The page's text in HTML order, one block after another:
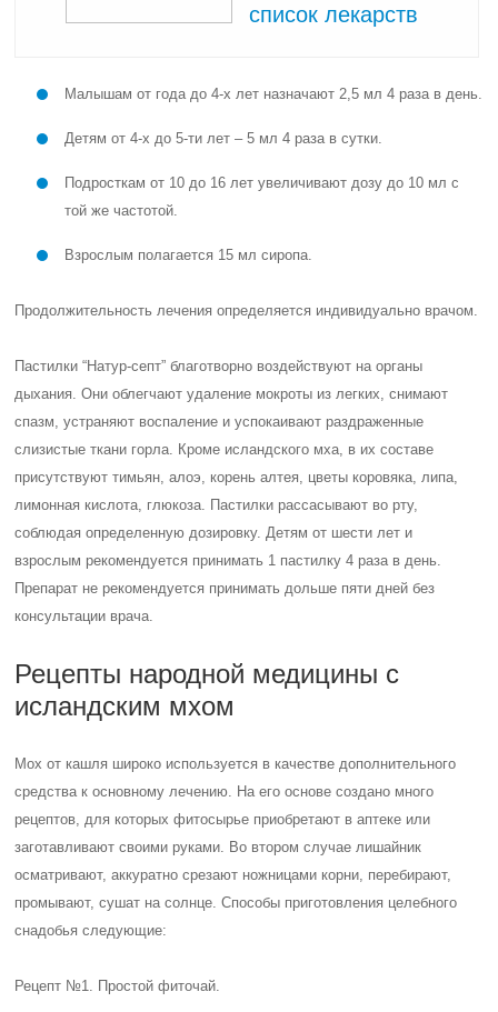
список лекарств
Малышам от года до 4-х лет назначают 2,5 мл 4 раза в день.
Детям от 4-х до 5-ти лет – 5 мл 4 раза в сутки.
Подросткам от 10 до 16 лет увеличивают дозу до 10 мл с
той же частотой.
Взрослым полагается 15 мл сиропа.
Продолжительность лечения определяется индивидуально врачом.
Пастилки “Натур-септ” благотворно воздействуют на органы
дыхания. Они облегчают удаление мокроты из легких, снимают
спазм, устраняют воспаление и успокаивают раздраженные
слизистые ткани горла. Кроме исландского мха, в их составе
присутствуют тимьян, алоэ, корень алтея, цветы коровяка, липа,
лимонная кислота, глюкоза. Пастилки рассасывают во рту,
соблюдая определенную дозировку. Детям от шести лет и
взрослым рекомендуется принимать 1 пастилку 4 раза в день.
Препарат не рекомендуется принимать дольше пяти дней без
консультации врача.
Рецепты народной медицины с
исландским мхом
Мох от кашля широко используется в качестве дополнительного
средства к основному лечению. На его основе создано много
рецептов, для которых фитосырье приобретают в аптеке или
заготавливают своими руками. Во втором случае лишайник
осматривают, аккуратно срезают ножницами корни, перебирают,
промывают, сушат на солнце. Способы приготовления целебного
снадобья следующие:
Рецепт №1. Простой фиточай.